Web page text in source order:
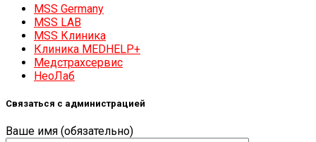
MSS Germany
MSS LAB
MSS Клиника
Клиника MEDHELP+
Медстрахсервис
НеоЛаб
Связаться с администрацией
Ваше имя (обязательно)